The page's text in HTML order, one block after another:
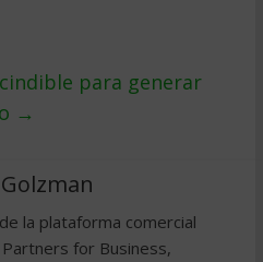
para generar
→
la plataforma comercial
Partners for Business,